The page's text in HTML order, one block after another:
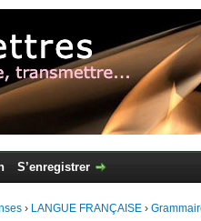
S’enregistrer
› LANGUE FRANÇAISE ›